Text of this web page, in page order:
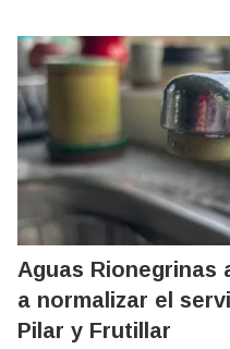
Aguas Rionegrinas
a normalizar el
Pilar y Frutillar